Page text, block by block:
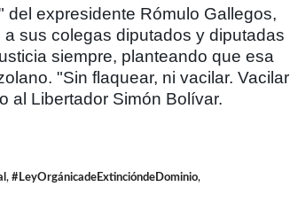
del expresidente Rómulo Gallegos,
sus colegas diputados y diputadas
siempre, planteando que esa
"Sin flaquear, ni vacilar. Vacilar
al Libertador Simón Bolívar.
, #LeyOrgánicadeExtincióndeDominio,